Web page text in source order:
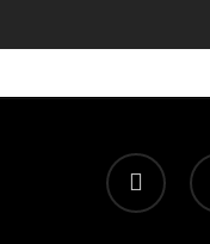
twitter